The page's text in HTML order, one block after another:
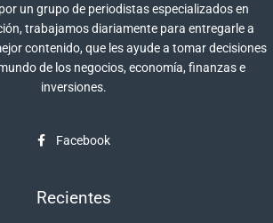
un grupo de periodistas especializados en
trabajamos diariamente para entregarle a
contenido, que les ayude a tomar decisiones
de los negocios, economía, finanzas e
inversiones.
Facebook
Recientes